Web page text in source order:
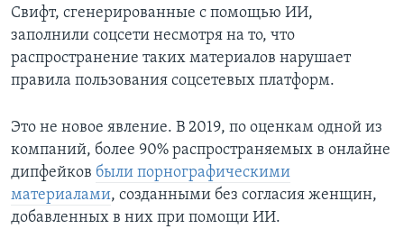
Свифт, сгенерированные с помощью ИИ,
заполнили соцсети несмотря на то, что
распространение таких материалов нарушает
правила пользования соцсетевых платформ.
Это не новое явление. В 2019, по оценкам одной из
компаний, более 90% распространяемых в онлайне
дипфейков были порнографическими
материалами, созданными без согласия женщин,
добавленных в них при помощи ИИ.